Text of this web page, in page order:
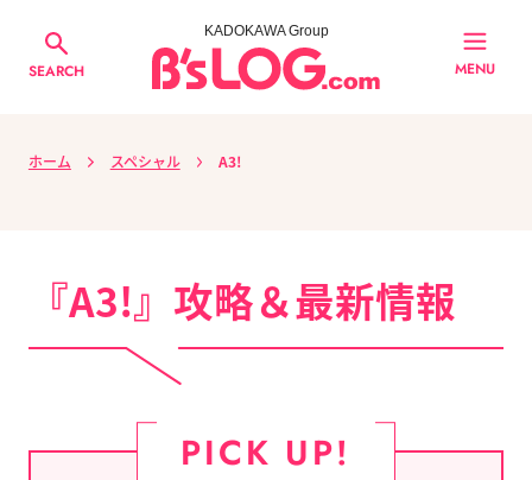
SEARCH
KADOKAWA Group
MENU
ホーム スペシャル A3!
『A3!』攻略＆最新情報
PICK UP!